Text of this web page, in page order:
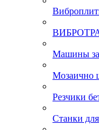
Машины
Мозаично
Резчики
Станки